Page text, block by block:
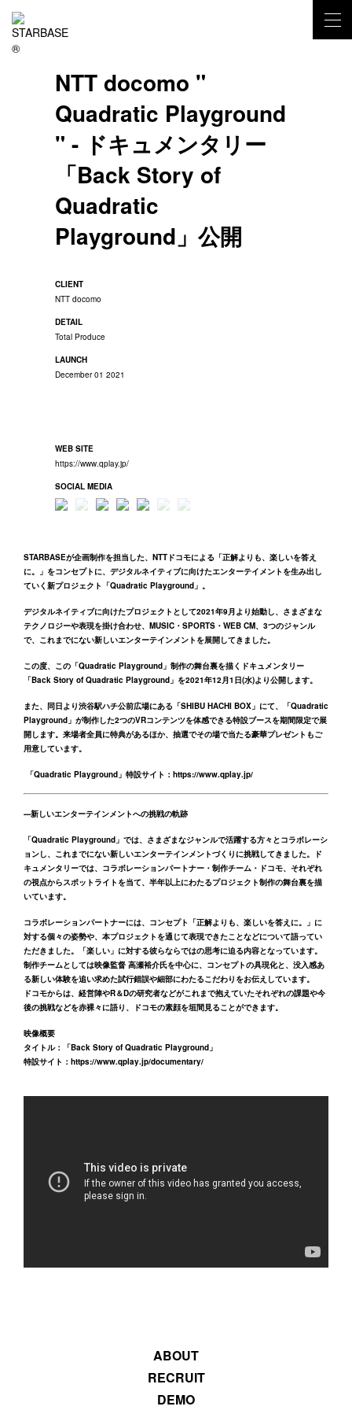
NEWS
LATEST NEWS
CLIENT
PORTFOLIO
ARTIST AGENT
LABEL
MUSIC/VISUAL
NTT docomo "
Quadratic Playground
" - ドキュメンタリー
「Back Story of
Quadratic
Playground」公開
CLIENT
NTT docomo
DETAIL
Total Produce
LAUNCH
December 01 2021
WEB SITE
https://www.qplay.jp/
SOCIAL MEDIA
STARBASEが企画制作を担当した、NTTドコモによる「正解よりも、楽しいを答え
に。」をコンセプトに、デジタルネイティブに向けたエンターテイメントを生み出し
ていく新プロジェクト「Quadratic Playground」。
デジタルネイティブに向けたプロジェクトとして2021年9月より始動し、さまざまな
テクノロジーや表現を掛け合わせ、MUSIC・SPORTS・WEB CM、3つのジャンル
で、これまでにない新しいエンターテインメントを展開してきました。
この度、この「Quadratic Playground」制作の舞台裏を描くドキュメンタリー
「Back Story of Quadratic Playground」を2021年12月1日(水)より公開します。
また、同日より渋谷駅ハチ公前広場にある「SHIBU HACHI BOX」にて、「Quadratic
Playground」が制作した2つのVRコンテンツを体感できる特設ブースを期間限定で展
開します。来場者全員に特典があるほか、抽選でその場で当たる豪華プレゼントもご
用意しています。
「Quadratic Playground」特設サイト： https://www.qplay.jp/
---新しいエンターテインメントへの挑戦の軌跡
「Quadratic Playground」では、さまざまなジャンルで活躍する方々とコラボレーシ
ョンし、これまでにない新しいエンターテインメントづくりに挑戦してきました。ド
キュメンタリーでは、コラボレーションパートナー・制作チーム・ドコモ、それぞれ
の視点からスポットライトを当て、半年以上にわたるプロジェクト制作の舞台裏を描
いています。
コラボレーションパートナーには、コンセプト「正解よりも、楽しいを答えに。」に
対する個々の姿勢や、本プロジェクトを通じて表現できたことなどについて語ってい
ただきました。「楽しい」に対する彼らならではの思考に迫る内容となっています。
制作チームとしては映像監督 高瀬裕介氏を中心に、コンセプトの具現化と、没入感あ
る新しい体験を追い求めた試行錯誤や細部にわたるこだわりをお伝えしています。
ドコモからは、経営陣やR＆Dの研究者などがこれまで抱えていたそれぞれの課題や今
後の挑戦などを赤裸々に語り、ドコモの素顔を垣間見ることができます。
映像概要
タイトル：「Back Story of Quadratic Playground」
特設サイト： https://www.qplay.jp/documentary/
ABOUT
RECRUIT
DEMO